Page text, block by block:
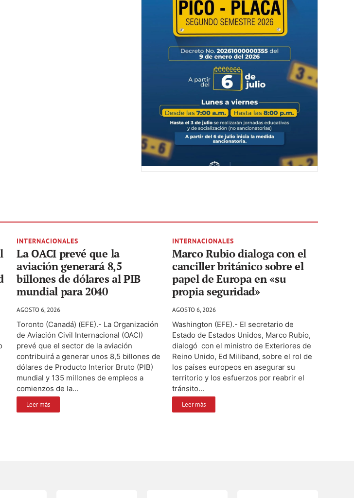
INTERNACIONALES
La OACI prevé que la
aviación generará 8,5
billones de dólares al PIB
mundial para 2040
AGOSTO 6, 2026
Toronto (Canadá) (EFE).- La Organización
de Aviación Civil Internacional (OACI)
prevé que el sector de la aviación
contribuirá a generar unos 8,5 billones de
dólares de Producto Interior Bruto (PIB)
mundial y 135 millones de empleos a
comienzos de la...
Leer más
INTERNACIONALES
Marco Rubio dialoga con el
canciller británico sobre el
papel de Europa en «su
propia seguridad»
AGOSTO 6, 2026
Washington (EFE).- El secretario de
Estado de Estados Unidos, Marco Rubio,
dialogó con el ministro de Exteriores de
Reino Unido, Ed Miliband, sobre el rol de
los países europeos en asegurar su
territorio y los esfuerzos por reabrir el
tránsito...
Leer más